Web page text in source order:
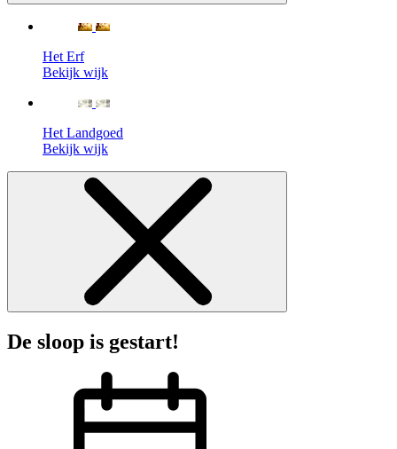
Het Erf
Bekijk wijk
Het Landgoed
Bekijk wijk
De sloop is gestart!